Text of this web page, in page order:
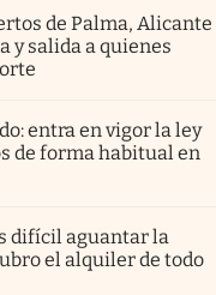
de Palma, Alicante
y salida a quienes
entra en vigor la ley
de forma habitual en
difícil aguantar la
el alquiler de todo